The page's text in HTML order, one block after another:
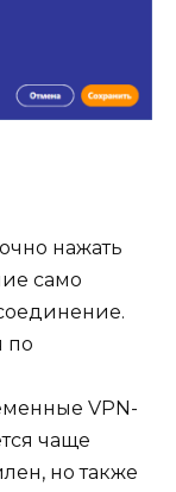
нажать
само
по
VPN-
чаще
но также